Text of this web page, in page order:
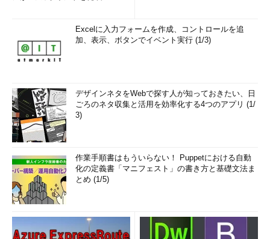
Excelに入力フォームを作成、コントロールを追
加、表示、ボタンでイベント実行 (1/3)
デザインネタをWebで探す人が知っておきたい、日
ごろのネタ収集と活用を効率化する4つのアプリ (1/
3)
作業手順書はもういらない！ Puppetにおける自動
化の定義書「マニフェスト」の書き方と基礎文法ま
とめ (1/5)